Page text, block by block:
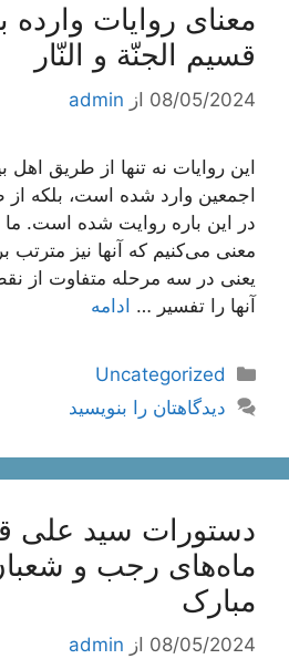
معناى روایات وارده
قسیم الجنّة و النّار
08/05/2024 از admin
این روایات نه تنها از طریق اهل
اجمعین وارد شده است، بلکه از
در این باره روایت شده است. ما
معنى مى‌کنیم که آنها نیز مترتب
یعنى در سه مرحله متفاوت از
آنها را تفسیر … ادامه
دسته‌ها
Uncategorized
دیدگاهتان را بنویسید
دستورات سید علی
ماه‌های رجب و
مبارک
08/05/2024 از admin